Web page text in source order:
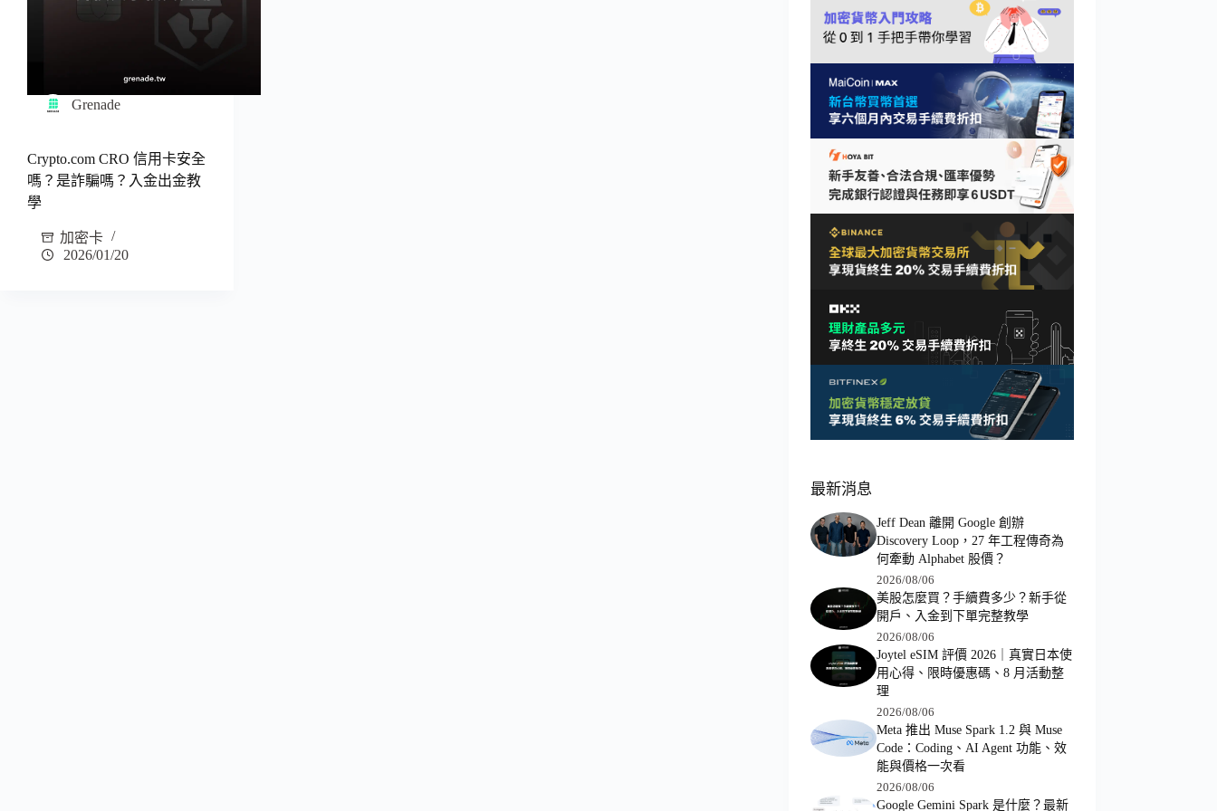
Grenade
Crypto.com CRO 信用卡安全
嗎？是詐騙嗎？入金出金教
學
加密卡
2026/01/20
最新消息
Jeff Dean 離開 Google 創辦
Discovery Loop，27 年工程傳奇為
何牽動 Alphabet 股價？
2026/08/06
美股怎麼買？手續費多少？新手從
開戶、入金到下單完整教學
2026/08/06
Joytel eSIM 評價 2026｜真實日本使
用心得、限時優惠碼、8 月活動整
理
2026/08/06
Meta 推出 Muse Spark 1.2 與 Muse
Code：Coding、AI Agent 功能、效
能與價格一次看
2026/08/06
Google Gemini Spark 是什麼？最新